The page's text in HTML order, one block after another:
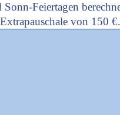
Feiertagen
Extrapauschale von 150 €.